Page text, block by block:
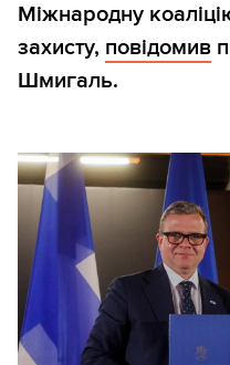
Міжнародну
захисту, повідомив
Шмигаль.